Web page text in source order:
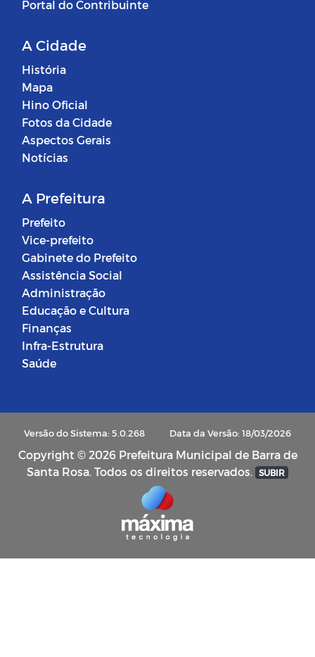
Portal do Contribuinte
A Cidade
História
Mapa
Hino Oficial
Fotos da Cidade
Aspectos Gerais
Notícias
A Prefeitura
Prefeito
Vice-prefeito
Gabinete do Prefeito
Assistência Social
Administração
Educação e Cultura
Finanças
Infra-Estrutura
Saúde
Versão do Sistema: 5.0.268 Data da Versão: 18/03/2026
Copyright © 2026 Prefeitura Municipal de Barra de
Santa Rosa. Todos os direitos reservados. SUBIR